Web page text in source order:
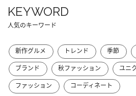
KEYWORD
人気のキーワード
新作グルメ トレンド 季節
ブランド
秋ファッション ユニ
ファッション
コーディネート